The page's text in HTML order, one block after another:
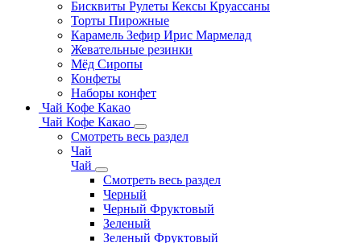
Бисквиты Рулеты Кексы Круассаны
Торты Пирожные
Карамель Зефир Ирис Мармелад
Жевательные резинки
Мёд Сиропы
Конфеты
Наборы конфет
Чай Кофе Какао
Чай Кофе Какао
Смотреть весь раздел
Чай
Чай
Смотреть весь раздел
Черный
Черный Фруктовый
Зеленый
Зеленый Фруктовый